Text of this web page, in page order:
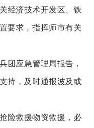
经济技术开发区、铁
要求，指挥师市有关
团应急管理局报告，
持，及时通报波及或
险救援物资救援，必